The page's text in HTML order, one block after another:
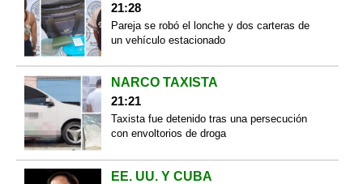
21:28
Pareja se robó el lonche y dos carteras de
un vehículo estacionado
NARCO TAXISTA
21:21
Taxista fue detenido tras una persecución
con envoltorios de droga
EE. UU. Y CUBA